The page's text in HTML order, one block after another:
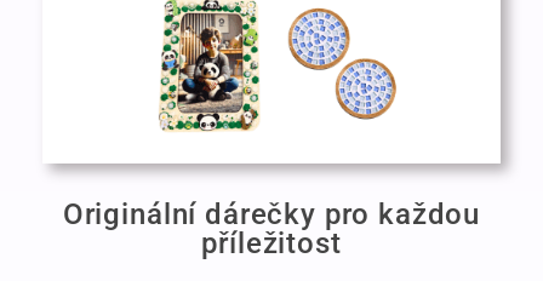
Originální dárečky pro každou
příležitost